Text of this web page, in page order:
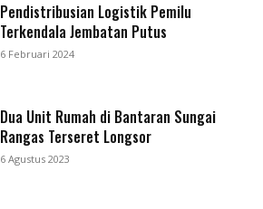
Pendistribusian Logistik Pemilu
Terkendala Jembatan Putus
6 Februari 2024
Dua Unit Rumah di Bantaran Sungai
Rangas Terseret Longsor
6 Agustus 2023